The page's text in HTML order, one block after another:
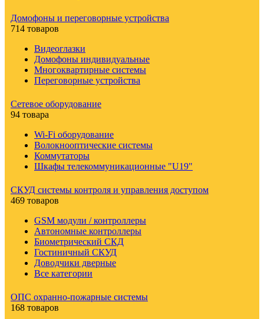
Домофоны и переговорные устройства
714 товаров
Видеоглазки
Домофоны индивидуальные
Многоквартирные системы
Переговорные устройства
Сетевое оборудование
94 товара
Wi-Fi оборудование
Волокнооптические системы
Коммутаторы
Шкафы телекоммуникационные "U19"
СКУД системы контроля и управления доступом
469 товаров
GSM модули / контроллеры
Автономные контроллеры
Биометрический СКД
Гостиничный СКУД
Доводчики дверные
Все категории
ОПС охранно-пожарные системы
168 товаров